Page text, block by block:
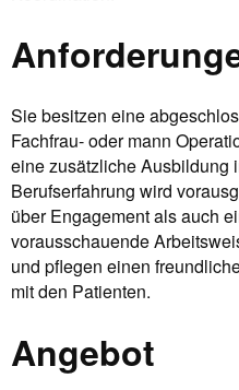
Sie besitzen eine
Fachfrau- oder mann
eine zusätzliche Ausbildung
Berufserfahrung wird
über Engagement als auch
vorausschauende
und pflegen einen
mit den Patienten.
Angebot